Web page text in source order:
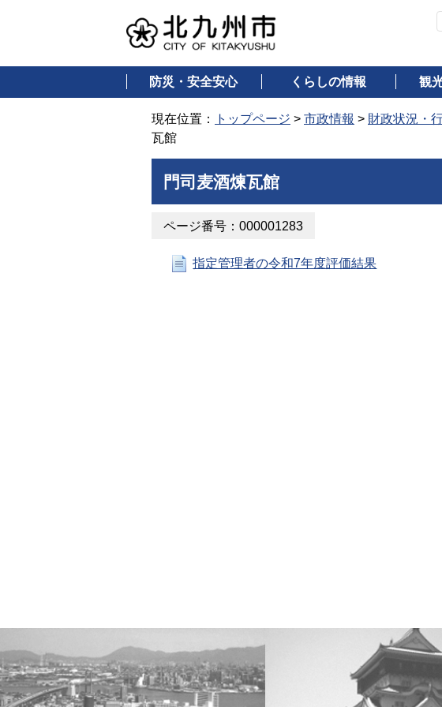
防災・安全安心 くらしの情報 観
現在位置： トップページ > 市政情報 > 財政状況・
瓦館
門司麦酒煉瓦館
ページ番号：000001283
指定管理者の令和7年度評価結果